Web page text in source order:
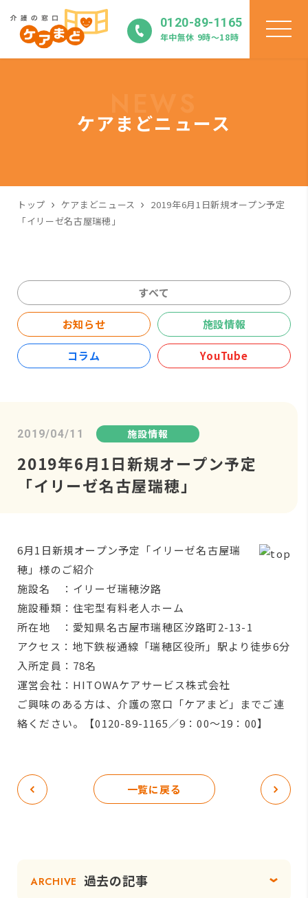
0120-89-1165
年中無休 9時〜18時
ケアまどニュース
トップ ケアまどニュース
2019年6月1日新規オープン予定
「イリーゼ名古屋瑞穂」
すべて
お知らせ 施設情報
コラム YouTube
2019/04/11 施設情報
2019年6月1日新規オープン予定
「イリーゼ名古屋瑞穂」
6月1日新規オープン予定「イリーゼ名古屋瑞
穂」様のご紹介
施設名 ：イリーゼ瑞穂汐路
施設種類：住宅型有料老人ホーム
所在地 ：愛知県名古屋市瑞穂区汐路町2-13-1
アクセス：地下鉄桜通線「瑞穂区役所」駅より徒歩6分
入所定員：78名
運営会社：HITOWAケアサービス株式会社
ご興味のある方は、介護の窓口「ケアまど」までご連
絡ください。【0120-89-1165／9：00～19：00】
一覧に戻る
ARCHIVE 過去の記事